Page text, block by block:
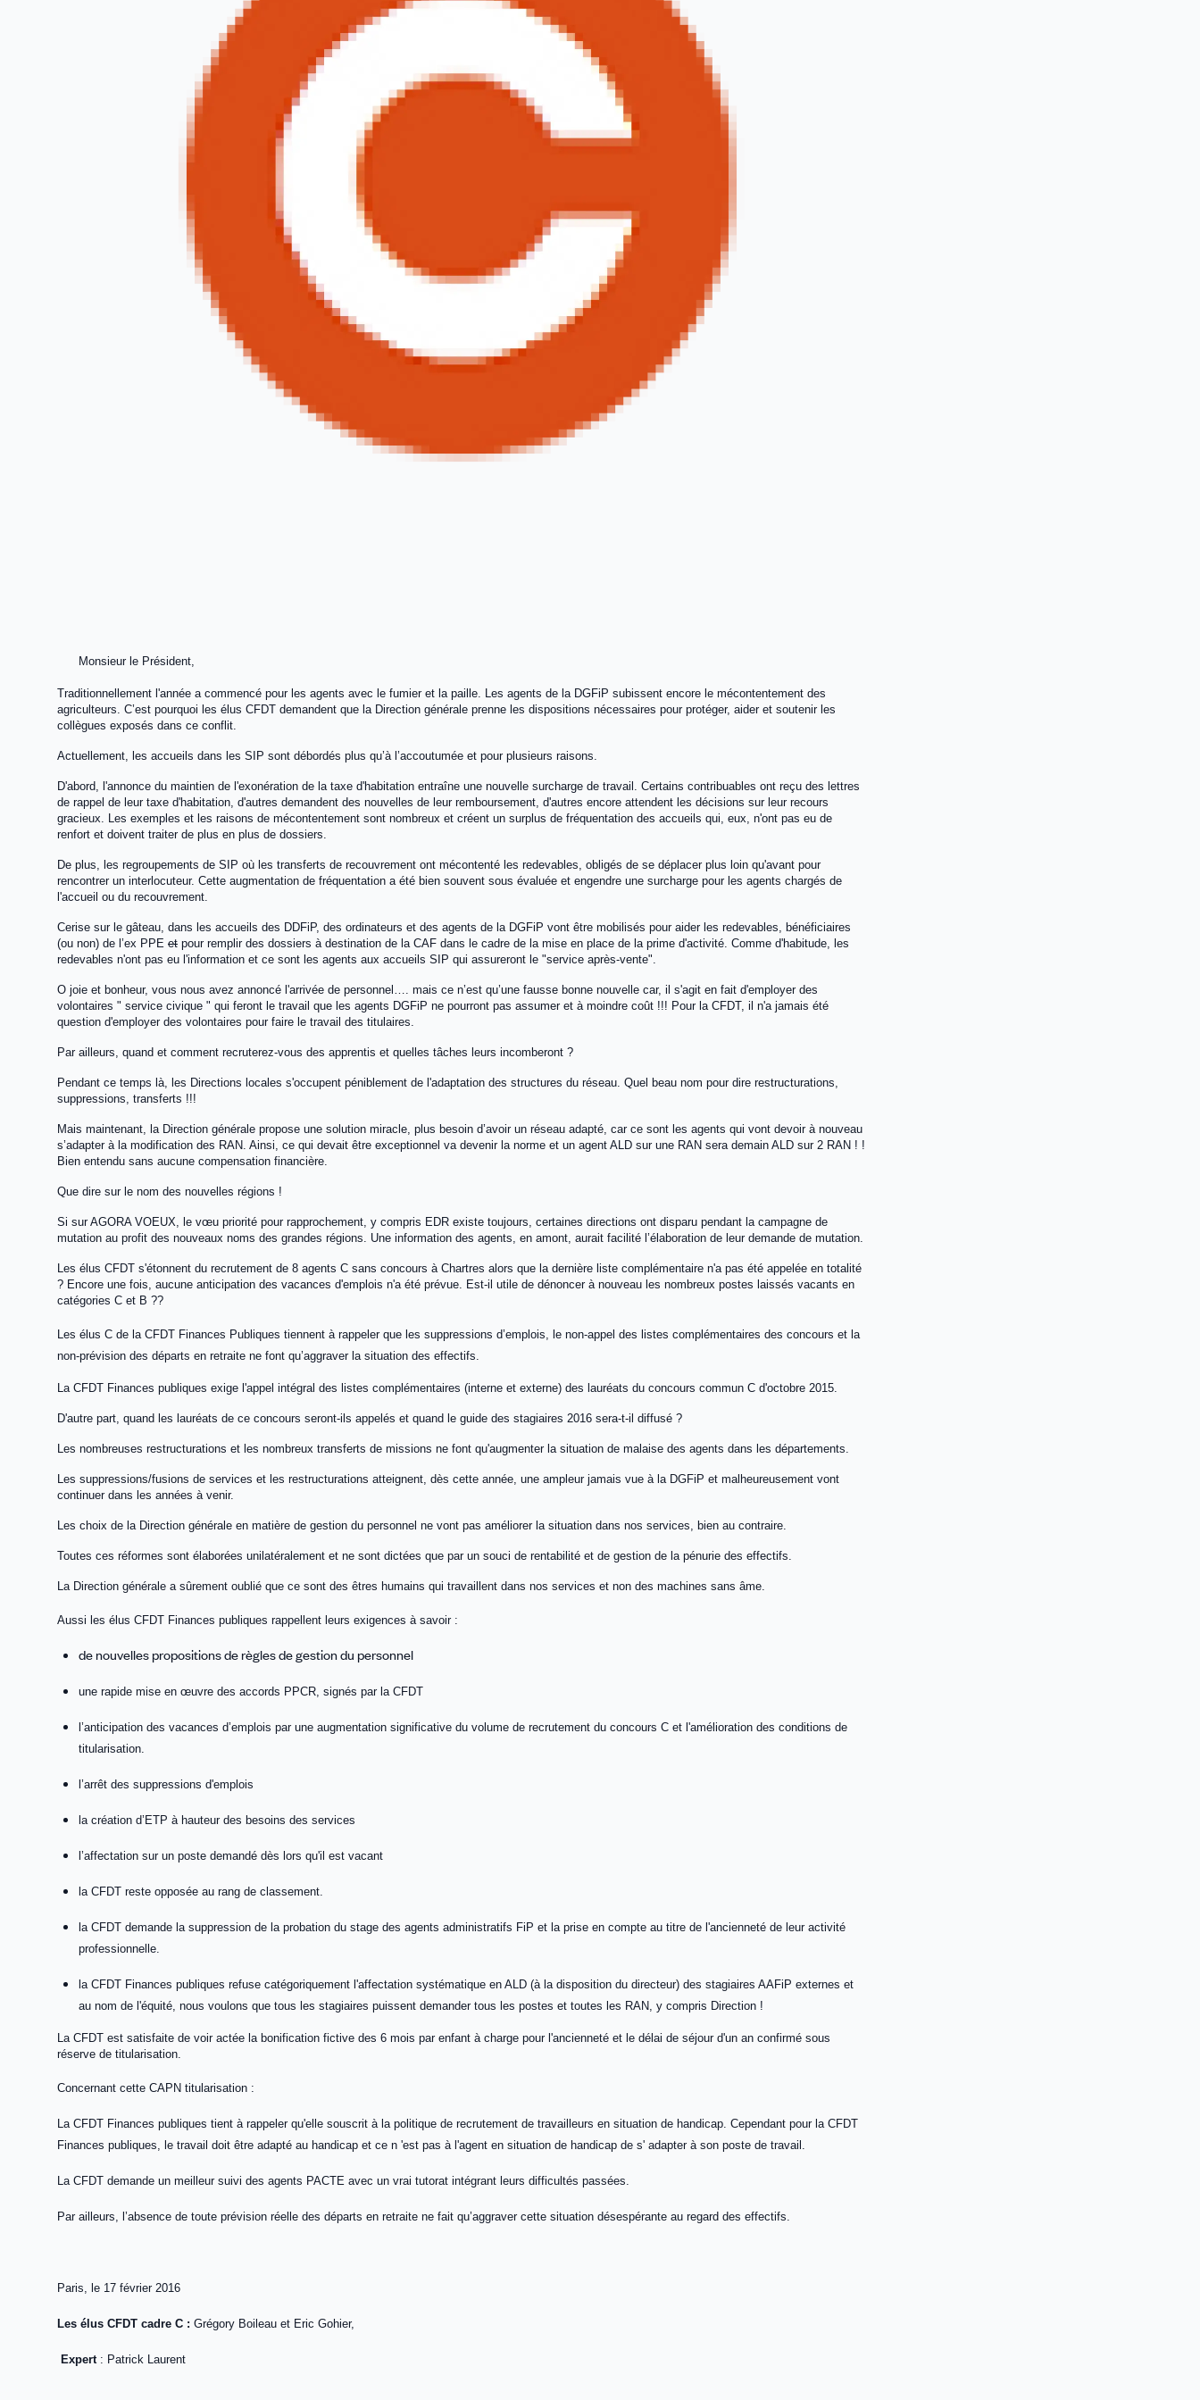
Monsieur le Président,
Traditionnellement l'année a commencé pour les agents avec le fumier et la paille. Les agents de la DGFiP subissent encore le mécontentement des
agriculteurs. C’est pourquoi les élus CFDT demandent que la Direction générale prenne les dispositions nécessaires pour protéger, aider et soutenir les
collègues exposés dans ce conflit.
Actuellement, les accueils dans les SIP sont débordés plus qu’à l’accoutumée et pour plusieurs raisons.
D'abord, l'annonce du maintien de l'exonération de la taxe d'habitation entraîne une nouvelle surcharge de travail. Certains contribuables ont reçu des lettres
de rappel de leur taxe d'habitation, d'autres demandent des nouvelles de leur remboursement, d'autres encore attendent les décisions sur leur recours
gracieux. Les exemples et les raisons de mécontentement sont nombreux et créent un surplus de fréquentation des accueils qui, eux, n'ont pas eu de
renfort et doivent traiter de plus en plus de dossiers.
De plus, les regroupements de SIP où les transferts de recouvrement ont mécontenté les redevables, obligés de se déplacer plus loin qu'avant pour
rencontrer un interlocuteur. Cette augmentation de fréquentation a été bien souvent sous évaluée et engendre une surcharge pour les agents chargés de
l'accueil ou du recouvrement.
Cerise sur le gâteau, dans les accueils des DDFiP, des ordinateurs et des agents de la DGFiP vont être mobilisés pour aider les redevables, bénéficiaires
(ou non) de l’ex PPE et pour remplir des dossiers à destination de la CAF dans le cadre de la mise en place de la prime d'activité. Comme d'habitude, les
redevables n'ont pas eu l'information et ce sont les agents aux accueils SIP qui assureront le "service après-vente".
O joie et bonheur, vous nous avez annoncé l'arrivée de personnel…. mais ce n’est qu’une fausse bonne nouvelle car, il s'agit en fait d'employer des
volontaires " service civique " qui feront le travail que les agents DGFiP ne pourront pas assumer et à moindre coût !!! Pour la CFDT, il n'a jamais été
question d'employer des volontaires pour faire le travail des titulaires.
Par ailleurs, quand et comment recruterez-vous des apprentis et quelles tâches leurs incomberont ?
Pendant ce temps là, les Directions locales s'occupent péniblement de l'adaptation des structures du réseau. Quel beau nom pour dire restructurations,
suppressions, transferts !!!
Mais maintenant, la Direction générale propose une solution miracle, plus besoin d’avoir un réseau adapté, car ce sont les agents qui vont devoir à nouveau
s’adapter à la modification des RAN. Ainsi, ce qui devait être exceptionnel va devenir la norme et un agent ALD sur une RAN sera demain ALD sur 2 RAN ! !
Bien entendu sans aucune compensation financière.
Que dire sur le nom des nouvelles régions !
Si sur AGORA VOEUX, le vœu priorité pour rapprochement, y compris EDR existe toujours, certaines directions ont disparu pendant la campagne de
mutation au profit des nouveaux noms des grandes régions. Une information des agents, en amont, aurait facilité l’élaboration de leur demande de mutation.
Les élus CFDT s'étonnent du recrutement de 8 agents C sans concours à Chartres alors que la dernière liste complémentaire n'a pas été appelée en totalité
? Encore une fois, aucune anticipation des vacances d'emplois n'a été prévue. Est-il utile de dénoncer à nouveau les nombreux postes laissés vacants en
catégories C et B ??
Les élus C de la CFDT Finances Publiques tiennent à rappeler que les suppressions d’emplois, le non-appel des listes complémentaires des concours et la
non-prévision des départs en retraite ne font qu’aggraver la situation des effectifs.
La CFDT Finances publiques exige l'appel intégral des listes complémentaires (interne et externe) des lauréats du concours commun C d'octobre 2015.
D'autre part, quand les lauréats de ce concours seront-ils appelés et quand le guide des stagiaires 2016 sera-t-il diffusé ?
Les nombreuses restructurations et les nombreux transferts de missions ne font qu'augmenter la situation de malaise des agents dans les départements.
Les suppressions/fusions de services et les restructurations atteignent, dès cette année, une ampleur jamais vue à la DGFiP et malheureusement vont
continuer dans les années à venir.
Les choix de la Direction générale en matière de gestion du personnel ne vont pas améliorer la situation dans nos services, bien au contraire.
Toutes ces réformes sont élaborées unilatéralement et ne sont dictées que par un souci de rentabilité et de gestion de la pénurie des effectifs.
La Direction générale a sûrement oublié que ce sont des êtres humains qui travaillent dans nos services et non des machines sans âme.
Aussi les élus CFDT Finances publiques rappellent leurs exigences à savoir :
de nouvelles propositions de règles de gestion du personnel
une rapide mise en œuvre des accords PPCR, signés par la CFDT
l’anticipation des vacances d’emplois par une augmentation significative du volume de recrutement du concours C et l'amélioration des conditions de
titularisation.
l’arrêt des suppressions d'emplois
la création d’ETP à hauteur des besoins des services
l’affectation sur un poste demandé dès lors qu'il est vacant
la CFDT reste opposée au rang de classement.
la CFDT demande la suppression de la probation du stage des agents administratifs FiP et la prise en compte au titre de l'ancienneté de leur activité
professionnelle.
la CFDT Finances publiques refuse catégoriquement l'affectation systématique en ALD (à la disposition du directeur) des stagiaires AAFiP externes et
au nom de l'équité, nous voulons que tous les stagiaires puissent demander tous les postes et toutes les RAN, y compris Direction !
La CFDT est satisfaite de voir actée la bonification fictive des 6 mois par enfant à charge pour l'ancienneté et le délai de séjour d'un an confirmé sous
réserve de titularisation.
Concernant cette CAPN titularisation :
La CFDT Finances publiques tient à rappeler qu'elle souscrit à la politique de recrutement de travailleurs en situation de handicap. Cependant pour la CFDT
Finances publiques, le travail doit être adapté au handicap et ce n 'est pas à l'agent en situation de handicap de s' adapter à son poste de travail.
La CFDT demande un meilleur suivi des agents PACTE avec un vrai tutorat intégrant leurs difficultés passées.
Par ailleurs, l’absence de toute prévision réelle des départs en retraite ne fait qu’aggraver cette situation désespérante au regard des effectifs.
Paris, le 17 février 2016
Les élus CFDT cadre C : Grégory Boileau et Eric Gohier,
Expert : Patrick Laurent